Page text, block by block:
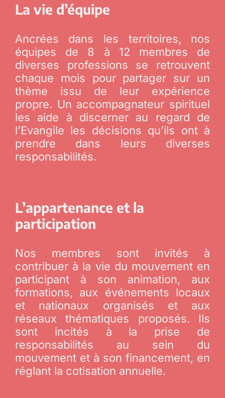
La vie d’équipe
Ancrées dans les territoires, nos
équipes de 8 à 12 membres de
diverses professions se retrouvent
chaque mois pour partager sur un
thème issu de leur expérience
propre. Un accompagnateur spirituel
les aide à discerner au regard de
l’Evangile les décisions qu’ils ont à
prendre dans leurs diverses
responsabilités.
L’appartenance et la
participation
Nos membres sont invités à
contribuer à la vie du mouvement en
participant à son animation, aux
formations, aux événements locaux
et nationaux organisés et aux
réseaux thématiques proposés. Ils
sont incités à la prise de
responsabilités au sein du
mouvement et à son financement, en
réglant la cotisation annuelle.